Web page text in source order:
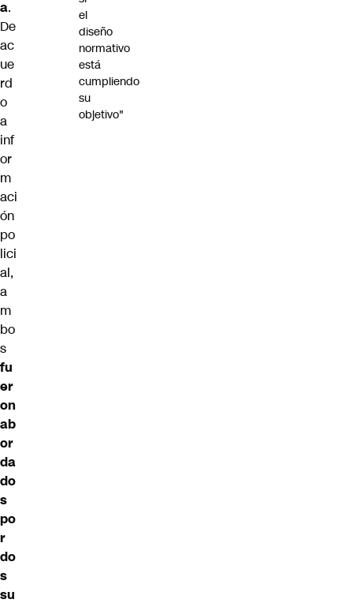
a.
De
ac
ue
rd
o
a
inf
or
m
aci
ón
po
lici
al,
a
m
bo
s
fu
er
on
ab
or
da
do
s
po
r
do
s
su
el
diseño
normativo
está
cumpliendo
su
objetivo"